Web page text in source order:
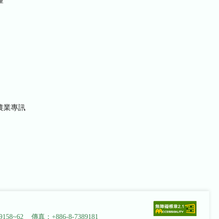
業專訊
傳真：+886-8-7389181